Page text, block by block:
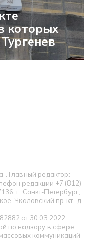
которых
Главный редактор:
редакции +7 (812)
г. Санкт-Петербург,
Чкаловский пр-кт., д.
от 30.03.2022
по надзору в сфере
коммуникаций